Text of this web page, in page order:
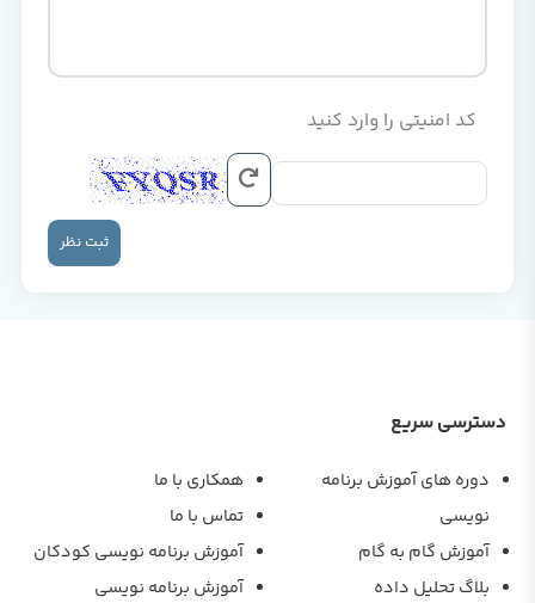
کد امنیتی را وارد کنید
ثبت نظر
دسترسی سریع
دوره های آموزش برنامه
نویسی
آموزش گام به گام
بلاگ تحلیل داده
همکاری با ما
تماس با ما
آموزش برنامه نویسی کودکان
آموزش برنامه نویسی